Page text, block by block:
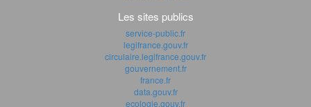
Les sites publics
service-public.fr
legifrance.gouv.fr
circulaire.legifrance.gouv.fr
gouvernement.fr
france.fr
data.gouv.fr
ecologie.gouv.fr